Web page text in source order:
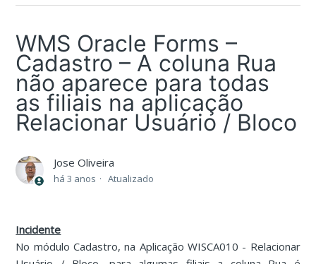
WMS Oracle Forms –
Cadastro – A coluna Rua
não aparece para todas
as filiais na aplicação
Relacionar Usuário / Bloco
Jose Oliveira
há 3 anos Atualizado
Incidente
No módulo Cadastro, na Aplicação WISCA010 - Relacionar